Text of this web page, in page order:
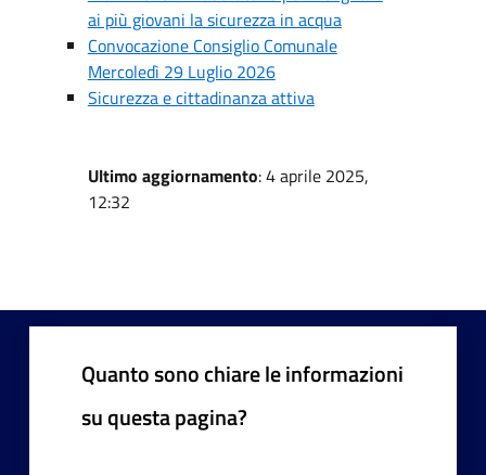
ai più giovani la sicurezza in acqua
Convocazione Consiglio Comunale
Mercoledì 29 Luglio 2026
Sicurezza e cittadinanza attiva
Ultimo aggiornamento: 4 aprile 2025,
12:32
Quanto sono chiare le informazioni
su questa pagina?